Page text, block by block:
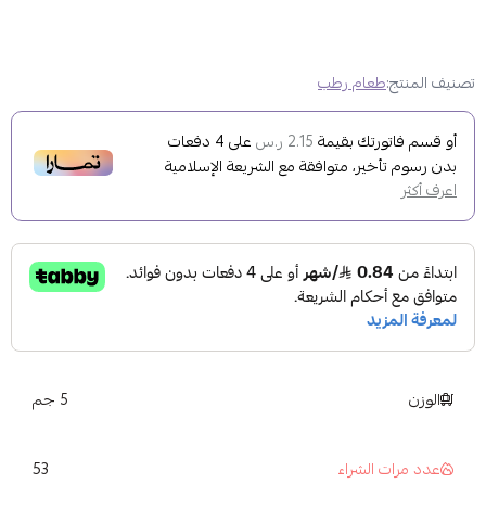
تصنيف المنتج:طعام رطب
أو قسم فاتورتك بقيمة 2.15 ر.س على4 دفعات
بدون رسوم تأخير، متوافقة مع الشريعة الإسلامية
اعرف أكثر
الوزن 5 جم
عدد مرات الشراء 53